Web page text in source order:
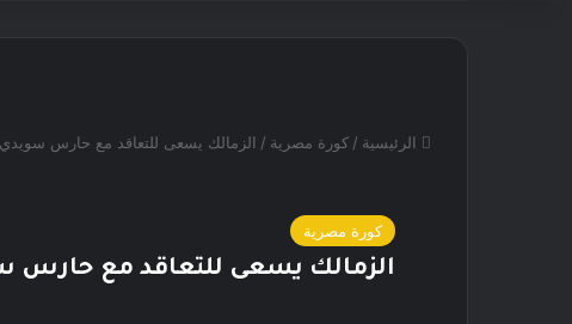
الرئيسية / كورة مصرية / الزمالك يسعى للتعاقد مع حارس
كورة مصرية
الزمالك يسعى للتعاقد مع حارس